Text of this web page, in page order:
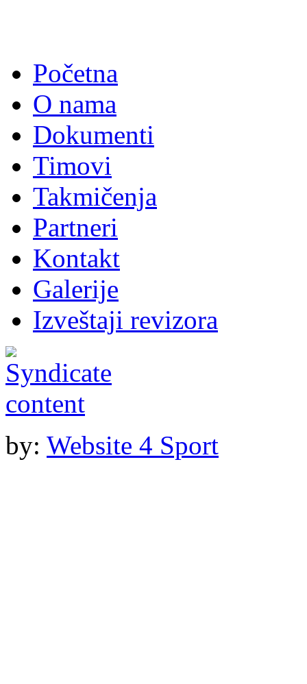
Početna
O nama
Dokumenti
Timovi
Takmičenja
Partneri
Kontakt
Galerije
Izveštaji revizora
by: Website 4 Sport